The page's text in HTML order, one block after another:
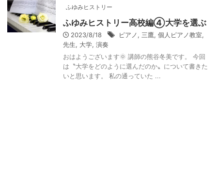
ふゆみヒストリー
ふゆみヒストリー高校編④大学を選ぶ
2023/8/18 ピアノ, 三鷹, 個人ピアノ教室,
先生, 大学, 演奏
おはようございます🌞 講師の熊谷冬美です。 今回
は〝大学をどのように選んだのか〟について書きた
いと思います。 私の通っていた ...